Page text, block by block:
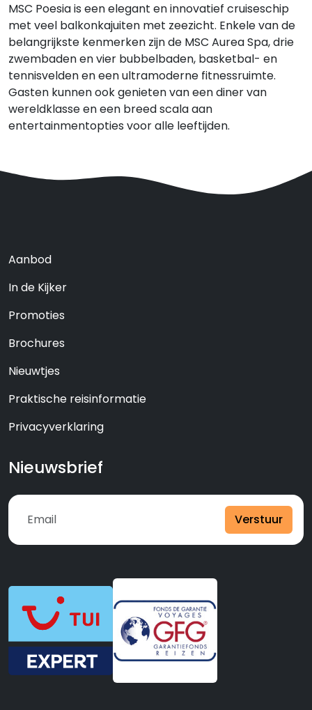
MSC Poesia is een elegant en innovatief cruiseschip
met veel balkonkajuiten met zeezicht. Enkele van de
belangrijkste kenmerken zijn de MSC Aurea Spa, drie
zwembaden en vier bubbelbaden, basketbal- en
tennisvelden en een ultramoderne fitnessruimte.
Gasten kunnen ook genieten van een diner van
wereldklasse en een breed scala aan
entertainmentopties voor alle leeftijden.
Aanbod
In de Kijker
Promoties
Brochures
Nieuwtjes
Praktische reisinformatie
Privacyverklaring
Nieuwsbrief
Verstuur